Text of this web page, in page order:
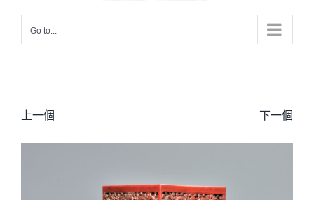
Go to...
上一個 下一個